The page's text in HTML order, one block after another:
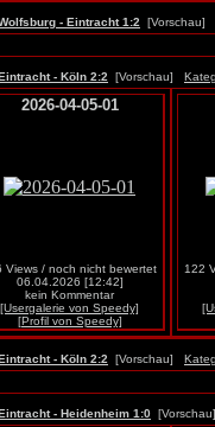
- Eintracht 1:2 [Vorschau]
- Köln 2:2 [Vorschau]
2026-04-05-01
Views / noch nicht bewertet
06.04.2026 [12:42]
kein Kommentar
[Usergalerie von Speedy]
[Profil von Speedy]
122
- Köln 2:2 [Vorschau]
- Heidenheim 1:0